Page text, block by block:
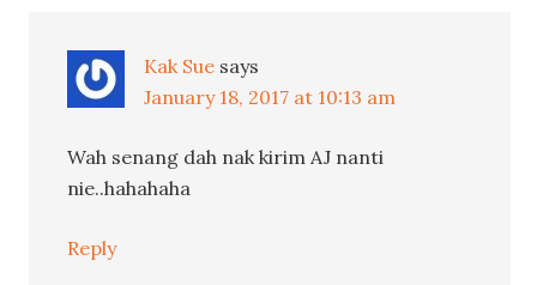
Kak Sue says
January 18, 2017 at 10:13 am
Wah senang dah nak kirim AJ nanti
nie..hahahaha
Reply